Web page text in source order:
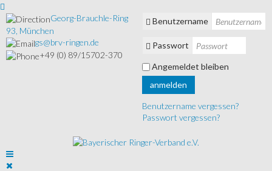
Georg-Brauchle-Ring
93, München
gs@brv-ringen.de
+49 (0) 89/15702-370
Benutzername
Passwort
Angemeldet bleiben
anmelden
Benutzername vergessen?
Passwort vergessen?